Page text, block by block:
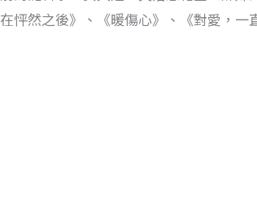
怦然之後》、《暖傷心》、《對愛，一